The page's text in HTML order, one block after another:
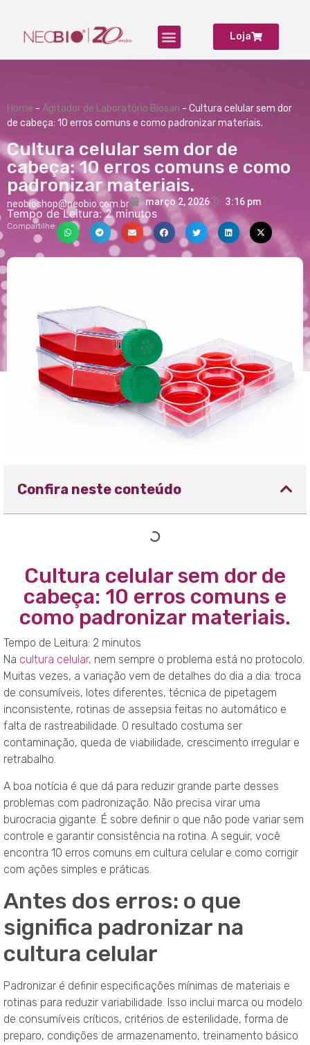
Loja
Home - Agitador de Laboratório Biosan - Cultura celular sem dor
de cabeça: 10 erros comuns e como padronizar materiais.
Cultura celular sem dor de
cabeça: 10 erros comuns e como
padronizar materiais.
neobioshop@neobio.com.br março 2, 2026 3:16 pm
Tempo de Leitura: 2 minutos
Compartilhe:
Confira neste conteúdo
Cultura celular sem dor de
cabeça: 10 erros comuns e
como padronizar materiais.
Tempo de Leitura: 2 minutos
Na cultura celular, nem sempre o problema está no protocolo.
Muitas vezes, a variação vem de detalhes do dia a dia: troca
de consumíveis, lotes diferentes, técnica de pipetagem
inconsistente, rotinas de assepsia feitas no automático e
falta de rastreabilidade. O resultado costuma ser
contaminação, queda de viabilidade, crescimento irregular e
retrabalho.
A boa notícia é que dá para reduzir grande parte desses
problemas com padronização. Não precisa virar uma
burocracia gigante. É sobre definir o que não pode variar sem
controle e garantir consistência na rotina. A seguir, você
encontra 10 erros comuns em cultura celular e como corrigir
com ações simples e práticas.
Antes dos erros: o que
significa padronizar na
cultura celular
Padronizar é definir especificações mínimas de materiais e
rotinas para reduzir variabilidade. Isso inclui marca ou modelo
de consumíveis críticos, critérios de esterilidade, forma de
preparo, condições de armazenamento, treinamento básico